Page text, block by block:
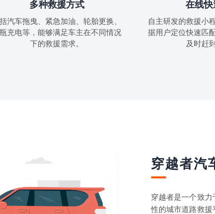
多种救援方式
汽车拖曳、紧急加油、轮胎更换、
充电等，能够满足车主在不同情况
下的救援需求。
在线
自主研发的救援小
据用户定位快速匹
及时赶
穿越者汽
穿越者是一个致
性的城市道路救